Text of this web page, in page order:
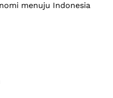
menuju Indonesia